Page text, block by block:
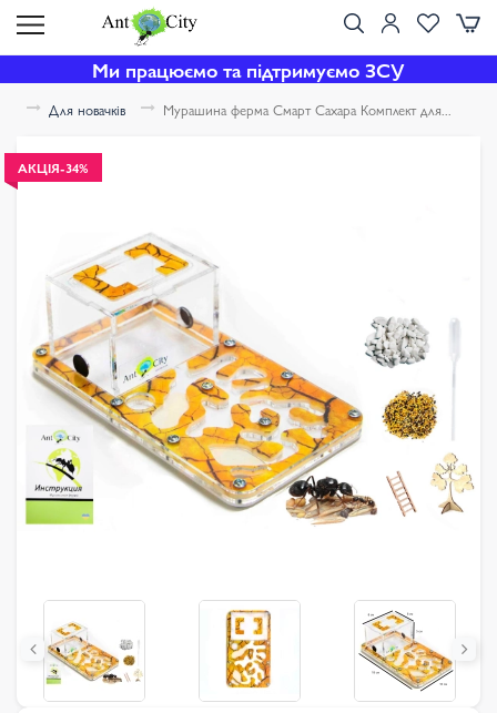
Ми працюємо та підтримуємо ЗСУ
Для новачків Мурашина ферма Смарт Сахара Комплект для...
АКЦІЯ-34%